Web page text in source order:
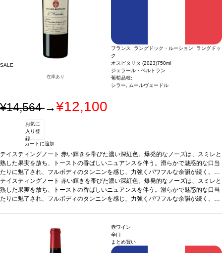
SALE
在庫あり
フランス ラングドック・ルーション ラングドッ
ク
オスピタリタ (2023)750ml
ジェラール・ベルトラン
葡萄品種:
シラー, ムールヴェードル
¥14,564→¥12,100
お気に
入り登
録
カートに追加
テイスティングノート 赤い輝きを帯びた濃い深紅色。爆発的なノーズは、スミレと
熟した果実を放ち、トーストの香ばしいニュアンスを伴う。滑らかで魅惑的な口当
たりに魅了され、フルボディのタンニンを感じ、力強くパワフルな余韻が続く。甘
味とフェノールが卓越した骨格を形成し、高い熟成のポテンシャルを予感させる傑
出したキュヴェ。合う料理赤身肉、グリルした肉、鶏肉、ソース添え料理、熟成
チーズなどと好相性葡萄品種シラー、 ムールヴェードル認証デメテール*本ヴィ
テイスティングノート 赤い輝きを帯びた濃い深紅色。爆発的なノーズは、スミレと
熟した果実を放ち、トーストの香ばしいニュアンスを伴う。滑らかで魅惑的な口当
たりに魅了され、フルボディのタンニンを感じ、力強くパワフルな余韻が続く。甘
シラー、 ムールヴェードル
ンテージが在庫切れの場合、在庫があり価格が同様の場合は自動的に次のヴィンテ
ージに変更されます、ご了承ください。
赤ワイン
辛口
まとめ買い